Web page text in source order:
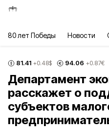
80 лет Победы Новости
81.41 +0.48$ 94.06 +0.87€
Департамент
расскажет о
субъектов